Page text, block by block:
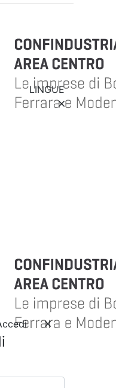
LINGUE